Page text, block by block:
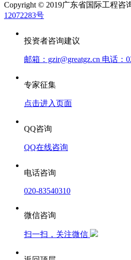
Copyright © 2019广东省国际工程咨
12072283号
投资者咨询建议
邮箱：gzir@greatgz.cn 电话：
专家征集
点击进入页面
QQ咨询
QQ在线咨询
电话咨询
020-83540310
微信咨询
扫一扫，关注微信